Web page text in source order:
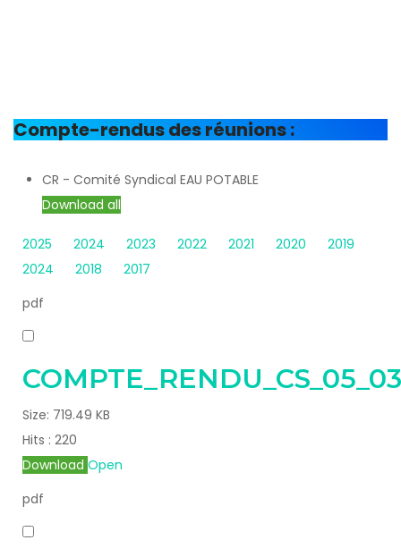
Compte-rendus des réunions :
CR - Comité Syndical EAU POTABLE
Download all
2025 2024 2023 2022 2021 2020
2019
2024
2018
2017
pdf
Size: 719.49 KB
Hits : 220
Download Open
pdf